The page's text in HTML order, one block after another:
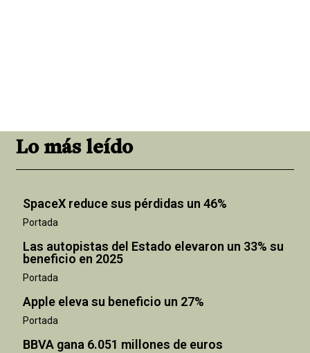
Lo más leído
SpaceX reduce sus pérdidas un 46%
Portada
Las autopistas del Estado elevaron un 33% su
beneficio en 2025
Portada
Apple eleva su beneficio un 27%
Portada
BBVA gana 6.051 millones de euros